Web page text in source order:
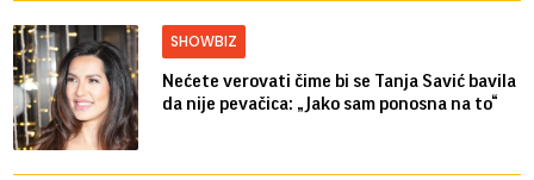
SHOWBIZ
Nećete verovati čime bi se Tanja Savić bavila
da nije pevačica: „Jako sam ponosna na to“